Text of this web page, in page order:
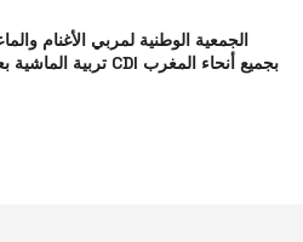
الجمعية الوطنية لمربي الأغنام
تربية الماشية بعقود عمل دائمة CDI بجميع أنحاء المغرب